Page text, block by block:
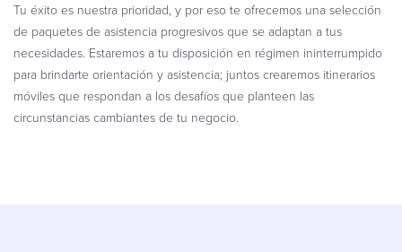
Tu éxito es nuestra prioridad, y por eso te ofrecemos una selección
de paquetes de asistencia progresivos que se adaptan a tus
necesidades. Estaremos a tu disposición en régimen ininterrumpido
para brindarte orientación y asistencia; juntos crearemos itinerarios
móviles que respondan a los desafíos que planteen las
circunstancias cambiantes de tu negocio.